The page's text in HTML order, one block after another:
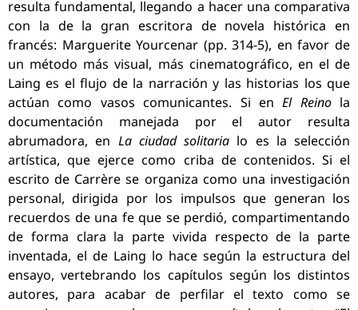
resulta fundamental, llegando a hacer una comparativa
con la de la gran escritora de novela histórica en
francés: Marguerite Yourcenar (pp. 314-5), en favor de
un método más visual, más cinematográfico, en el de
Laing es el flujo de la narración y las historias los que
actúan como vasos comunicantes. Si enEl Reino la
documentación manejada por el autor resulta
abrumadora, en La ciudad solitaria lo es la selección
artística, que ejerce como criba de contenidos. Si el
escrito de Carrère se organiza como una investigación
personal, dirigida por los impulsos que generan los
recuerdos de una fe que se perdió, compartimentando
de forma clara la parte vivida respecto de la parte
inventada, el de Laing lo hace según la estructura del
ensayo, vertebrando los capítulos según los distintos
autores, para acabar de perfilar el texto como se